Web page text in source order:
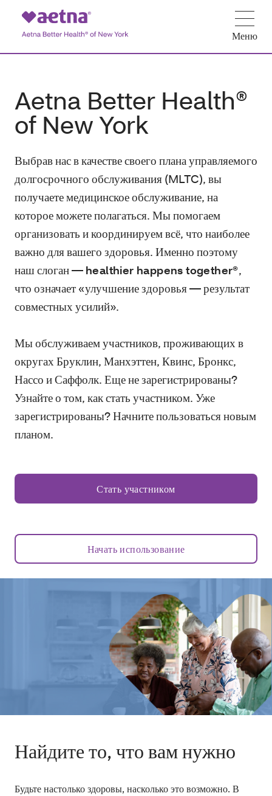
Меню
Aetna Better Health®
of New York
Выбрав нас в качестве своего плана управляемого
долгосрочного обслуживания (MLTC), вы
получаете медицинское обслуживание, на
которое можете полагаться. Мы помогаем
организовать и координируем всё, что наиболее
важно для вашего здоровья. Именно поэтому
наш слоган — healthier happens together®,
что означает «улучшение здоровья — результат
совместных усилий».
Мы обслуживаем участников, проживающих в
округах Бруклин, Манхэттен, Квинс, Бронкс,
Нассо и Саффолк. Еще не зарегистрированы?
Узнайте о том, как стать участником. Уже
зарегистрированы? Начните пользоваться новым
планом.
Стать участником
Начать использование
Найдите то, что вам нужно
Будьте настолько здоровы, насколько это возможно. В